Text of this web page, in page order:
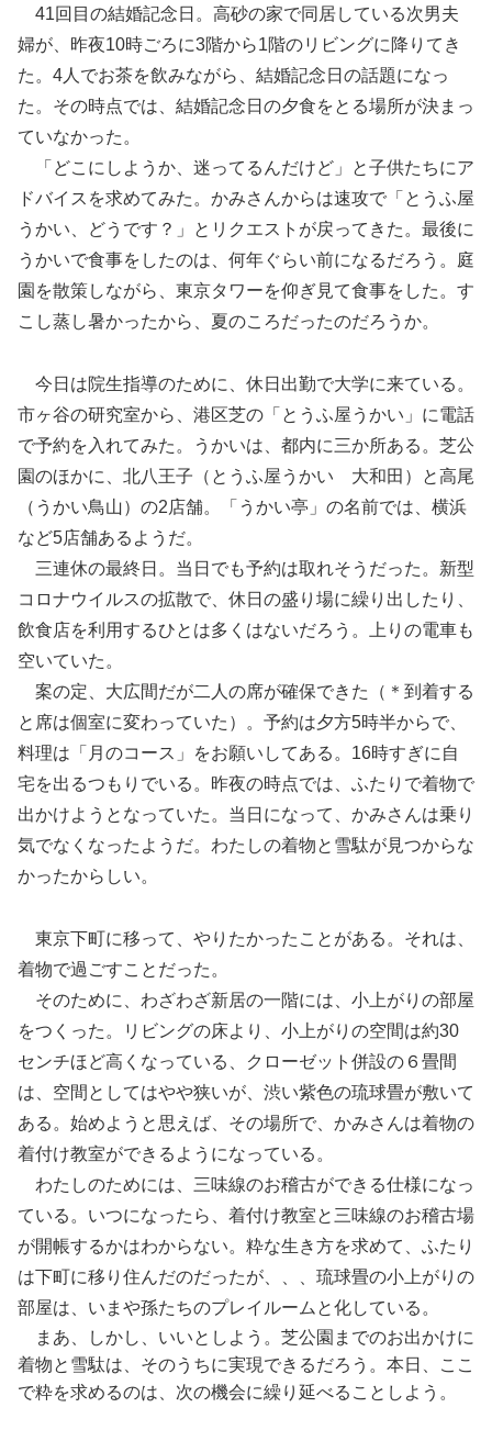
41回目の結婚記念日。高砂の家で同居している次男夫
婦が、昨夜10時ごろに3階から1階のリビングに降りてき
た。4人でお茶を飲みながら、結婚記念日の話題になっ
た。その時点では、結婚記念日の夕食をとる場所が決まっ
ていなかった。
「どこにしようか、迷ってるんだけど」と子供たちにア
ドバイスを求めてみた。かみさんからは速攻で「とうふ屋
うかい、どうです？」とリクエストが戻ってきた。最後に
うかいで食事をしたのは、何年ぐらい前になるだろう。庭
園を散策しながら、東京タワーを仰ぎ見て食事をした。す
こし蒸し暑かったから、夏のころだったのだろうか。
今日は院生指導のために、休日出勤で大学に来ている。
市ヶ谷の研究室から、港区芝の「とうふ屋うかい」に電話
で予約を入れてみた。うかいは、都内に三か所ある。芝公
園のほかに、北八王子（とうふ屋うかい 大和田）と高尾
（うかい鳥山）の2店舗。「うかい亭」の名前では、横浜
など5店舗あるようだ。
三連休の最終日。当日でも予約は取れそうだった。新型
コロナウイルスの拡散で、休日の盛り場に繰り出したり、
飲食店を利用するひとは多くはないだろう。上りの電車も
空いていた。
案の定、大広間だが二人の席が確保できた（＊到着する
と席は個室に変わっていた）。予約は夕方5時半からで、
料理は「月のコース」をお願いしてある。16時すぎに自
宅を出るつもりでいる。昨夜の時点では、ふたりで着物で
出かけようとなっていた。当日になって、かみさんは乗り
気でなくなったようだ。わたしの着物と雪駄が見つからな
かったからしい。
東京下町に移って、やりたかったことがある。それは、
着物で過ごすことだった。
そのために、わざわざ新居の一階には、小上がりの部屋
をつくった。リビングの床より、小上がりの空間は約30
センチほど高くなっている、クローゼット併設の６畳間
は、空間としてはやや狭いが、渋い紫色の琉球畳が敷いて
ある。始めようと思えば、その場所で、かみさんは着物の
着付け教室ができるようになっている。
わたしのためには、三味線のお稽古ができる仕様になっ
ている。いつになったら、着付け教室と三味線のお稽古場
が開帳するかはわからない。粋な生き方を求めて、ふたり
は下町に移り住んだのだったが、、、琉球畳の小上がりの
部屋は、いまや孫たちのプレイルームと化している。
まあ、しかし、いいとしよう。芝公園までのお出かけに
着物と雪駄は、そのうちに実現できるだろう。本日、ここ
で粋を求めるのは、次の機会に繰り延べることしよう。